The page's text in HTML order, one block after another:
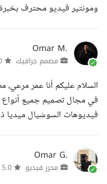
ومونتير فيديو محترف
Omar M.
مصمم جرافيك
السلام عليكم أنا عمر
في مجال تصميم جميع أنواع
فيديوهات السوشيال
Omar G.
محرر فيديو